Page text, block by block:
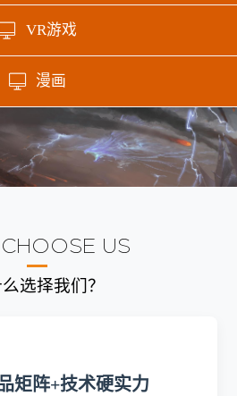
VR游戏
漫画
US
选择我们？
矩阵+技术硬实力